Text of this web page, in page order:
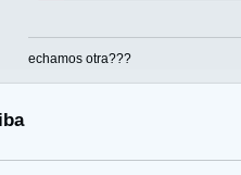
echamos otra???